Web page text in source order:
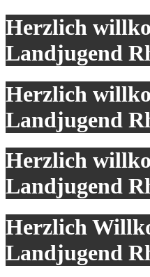
Herzlich
Landjugend
Herzlich
Landjugend
Herzlich
Landjugend
Herzlich
Landjugend